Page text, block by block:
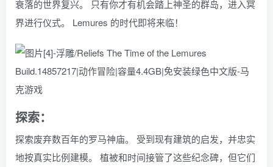
衰落的世界复兴。 只有你才有机会踏上神圣的群岛，进入冥
界进行仪式。 Lemures 的时代即将来临！
探索：
探索废弃数百年的罗马神庙。 受到现有建筑的启发，并忠实
地按真实比例建模。 植被和时间接管了这些纪念碑，但它们